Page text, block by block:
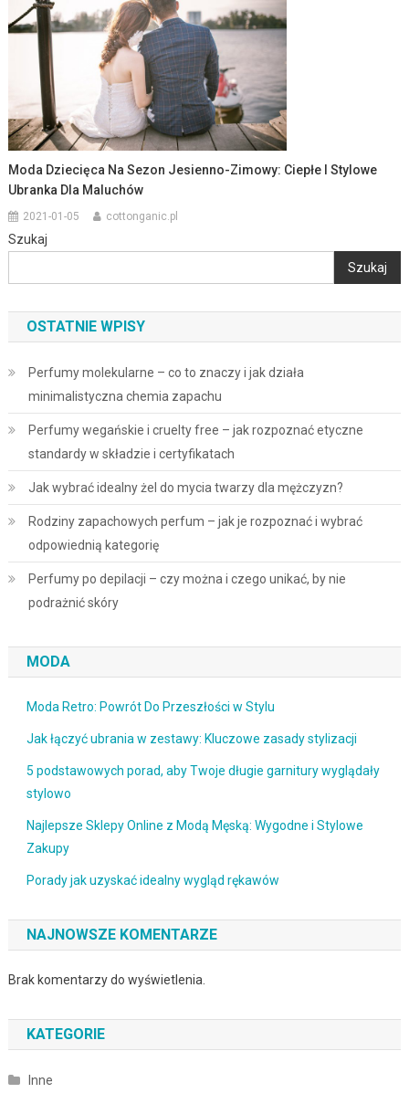
Moda Dziecięca Na Sezon Jesienno-Zimowy: Ciepłe I Stylowe
Ubranka Dla Maluchów
2021-01-05 cottonganic.pl
Szukaj
Szukaj
OSTATNIE WPISY
Perfumy molekularne – co to znaczy i jak działa
minimalistyczna chemia zapachu
Perfumy wegańskie i cruelty free – jak rozpoznać etyczne
standardy w składzie i certyfikatach
Jak wybrać idealny żel do mycia twarzy dla mężczyzn?
Rodziny zapachowych perfum – jak je rozpoznać i wybrać
odpowiednią kategorię
Perfumy po depilacji – czy można i czego unikać, by nie
podrażnić skóry
MODA
Moda Retro: Powrót Do Przeszłości w Stylu
Jak łączyć ubrania w zestawy: Kluczowe zasady stylizacji
5 podstawowych porad, aby Twoje długie garnitury wyglądały
stylowo
Najlepsze Sklepy Online z Modą Męską: Wygodne i Stylowe
Zakupy
Porady jak uzyskać idealny wygląd rękawów
NAJNOWSZE KOMENTARZE
Brak komentarzy do wyświetlenia.
KATEGORIE
Inne